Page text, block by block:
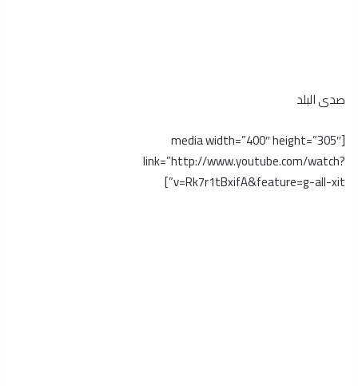
صدى البلد
[media width=”400″ height=”305″
link=”http://www.youtube.com/watch?
v=Rk7r1tBxifA&feature=g-all-xit”]